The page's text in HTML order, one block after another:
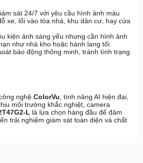
sát 24/7 với yêu cầu hình ảnh màu
xe, lối vào tòa nhà, khu dân cư, hay cửa
kiện ánh sáng yếu nhưng cần hình ảnh
như nhà kho hoặc hành lang tối.
báo động thông minh, tránh tình trạng
nghệColorVu , tính năng AI hiện đại,
môi trường khắc nghiệt, camera
L là lựa chọn hàng đầu để đảm
trải nghiệm giám sát toàn diện và chất